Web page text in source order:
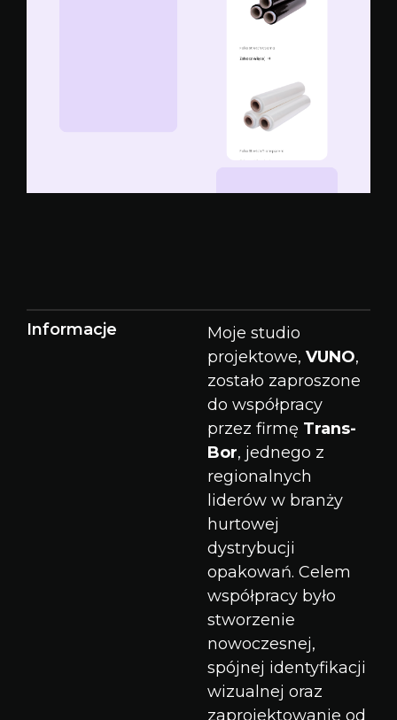
Informacje
Moje studio
projektowe, VUNO,
zostało zaproszone
do współpracy
przez firmę Trans-
Bor, jednego z
regionalnych
liderów w branży
hurtowej
dystrybucji
opakowań. Celem
współpracy było
stworzenie
nowoczesnej,
spójnej identyfikacji
wizualnej oraz
zaprojektowanie od